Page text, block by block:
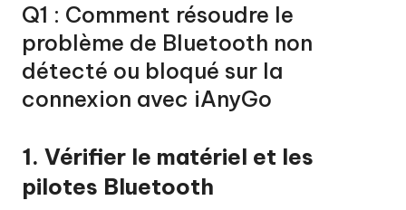
Q6
:
Comment
résoudre
les
connexion
Fi
Q1 : Comment résoudre le
problème de Bluetooth non
détecté ou bloqué sur la
connexion avec iAnyGo
1. Vérifier le matériel et les
pilotes Bluetooth